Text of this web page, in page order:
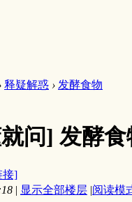
释疑解惑 › 发酵食物
问] 发酵食
接]
| 显示全部楼层 |阅读模